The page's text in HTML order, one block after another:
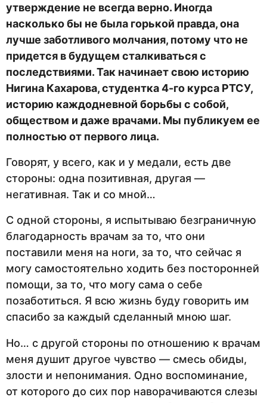
утверждение не всегда верно. Иногда
насколько бы не была горькой правда, она
лучше заботливого молчания, потому что не
придется в будущем сталкиваться с
последствиями. Так начинает свою историю
Нигина Кахарова, студентка 4-го курса РТСУ,
историю каждодневной борьбы с собой,
обществом и даже врачами. Мы публикуем ее
полностью от первого лица.
Говорят, у всего, как и у медали, есть две
стороны: одна позитивная, другая —
негативная. Так и со мной…
С одной стороны, я испытываю безграничную
благодарность врачам за то, что они
поставили меня на ноги, за то, что сейчас я
могу самостоятельно ходить без посторонней
помощи, за то, что могу сама о себе
позаботиться. Я всю жизнь буду говорить им
спасибо за каждый сделанный мною шаг.
Но… с другой стороны по отношению к врачам
меня душит другое чувство — смесь обиды,
злости и непонимания. Одно воспоминание,
от которого до сих пор наворачиваются слезы